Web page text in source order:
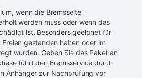
wenn die Bremsseite
werden muss oder wenn das
ist. Besonders geeignet für
Freien gestanden haben oder im
wurden. Geben Sie das Paket an
führt den Bremsservice durch
Anhänger zur Nachprüfung vor.